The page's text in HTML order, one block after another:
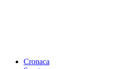
Cronaca